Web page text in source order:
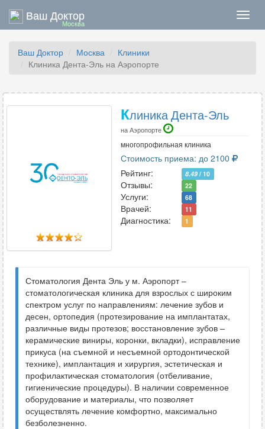
Ваш Доктор
Москва
Ваш Доктор Москва
Клиники
Клиника Дента-Эль на Аэропорте
Клиника Дента-Эль
на Аэропорте
многопрофильная клиника
Стоимость приема: до 2100
Рейтинг:
8.49 / 10
Отзывы: 22
Услуги: 68
Врачей: 11
Диагностика: 1
Стоматология Дента Эль у м. Аэропорт –
стоматологическая клиника для взрослых с широким
спектром услуг по направлениям: лечение зубов и
десен, ортопедия (протезирование на имплантатах,
различные виды протезов; восстановление зубов –
керамические виниры, коронки, вкладки), исправление
прикуса (на съемной и несъемной ортодонтической
технике), имплантация и хирургия, эстетическая и
профилактическая стоматология (отбеливание,
гигиенические процедуры). В наличии современное
оборудование и материалы, что позволяет
осуществлять лечение комфортно, максимально
безболезненно.